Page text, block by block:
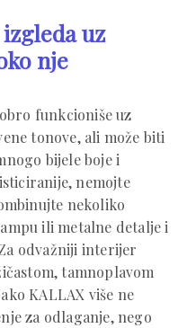
uz
nje
funkcioniše uz
tonove, ali može biti
bijele boje i
nemojte
nekoliko
ili metalne detalje i
odvažniji interijer
tamnoplavom
KALLAX više ne
za odlaganje, nego